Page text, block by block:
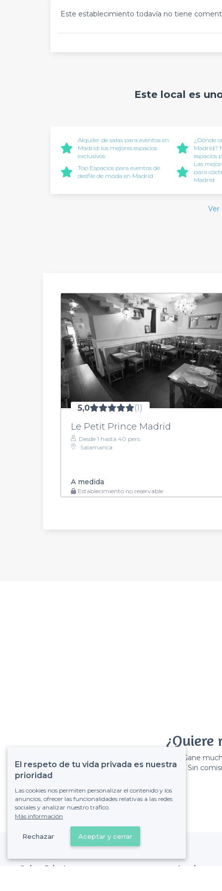
Este establecimiento todavía no tiene
Este local es
Alquiler de salas para eventos en
Madrid: los mejores espacios
exclusivos
¿Dónde
Madrid?
espacios
Top Espacios para eventos de
desfile de moda en Madrid
Las
para
Madrid
Ver
5,0 (1)
Le Petit Prince Madrid
Desde 1 hasta 40 pers.
Salamanca
A medida
Establecimiento no reservable
¿Quiere
Gane
Sin
Sobre Privateaser Ayuda
El respeto de tu vida privada es nuestra
prioridad
Las cookies nos permiten personalizar el contenido y los
anuncios, ofrecer las funcionalidades relativas a las redes
sociales y analizar nuestro tráfico.
Más información
Rechazar Aceptar y cerrar